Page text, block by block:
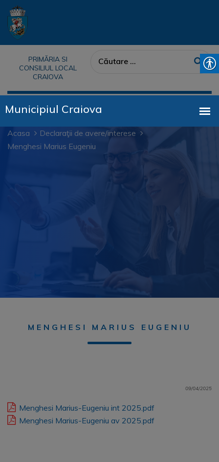
PRIMĂRIA SI
CONSILIUL LOCAL
CRAIOVA
Acasa
Declaraţii de avere/interese
Menghesi Marius Eugeniu
MENGHESI MARIUS EUGENIU
09/04/2025
Menghesi Marius-Eugeniu int 2025.pdf
Menghesi Marius-Eugeniu av 2025.pdf